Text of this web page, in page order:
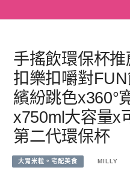
手搖飲環保杯
扣樂扣嚼對FUN
繽紛跳色x360°
x750ml大容量x
第二代環保杯
大胃米粒。宅配美食 MILLY